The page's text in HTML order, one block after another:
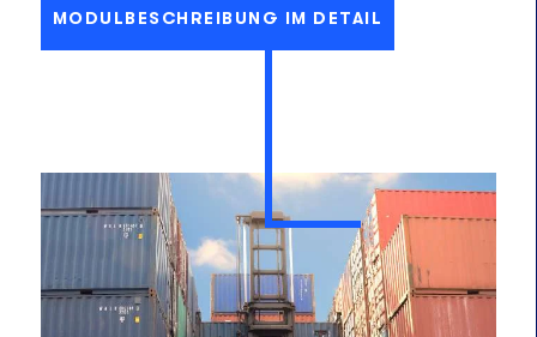
MODULBESCHREIBUNG IM DETAIL